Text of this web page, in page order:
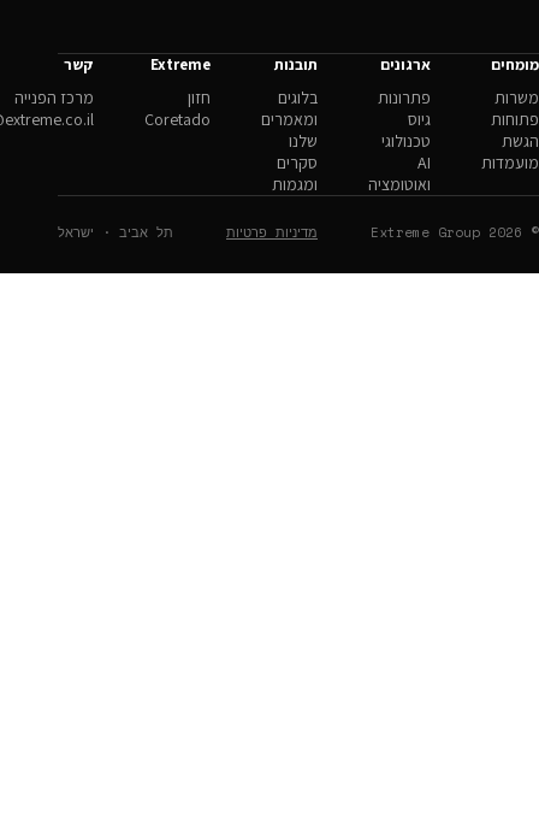
ארגונים
פתרונות
גיוס
טכנולוגי
AI
תובנות
בלוגים
ומאמרים
שלנו
סקרים
ומגמות
Extreme
חזון
Coretado
קשר
מרכז הפנייה
hello@extreme.co.il
מדיניות פרטיות תל אביב · ישראל